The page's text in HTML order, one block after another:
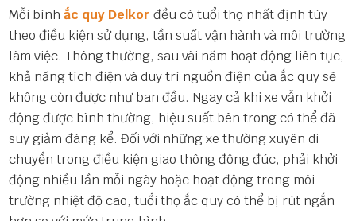
Mỗi bình ắc quy Delkor đều có tuổi thọ nhất định tùy
theo điều kiện sử dụng, tần suất vận hành và môi trường
làm việc. Thông thường, sau vài năm hoạt động liên tục,
khả năng tích điện và duy trì nguồn điện của ắc quy sẽ
không còn được như ban đầu. Ngay cả khi xe vẫn khởi
động được bình thường, hiệu suất bên trong có thể đã
suy giảm đáng kể. Đối với những xe thường xuyên di
chuyển trong điều kiện giao thông đông đúc, phải khởi
động nhiều lần mỗi ngày hoặc hoạt động trong môi
trường nhiệt độ cao, tuổi thọ ắc quy có thể bị rút ngắn